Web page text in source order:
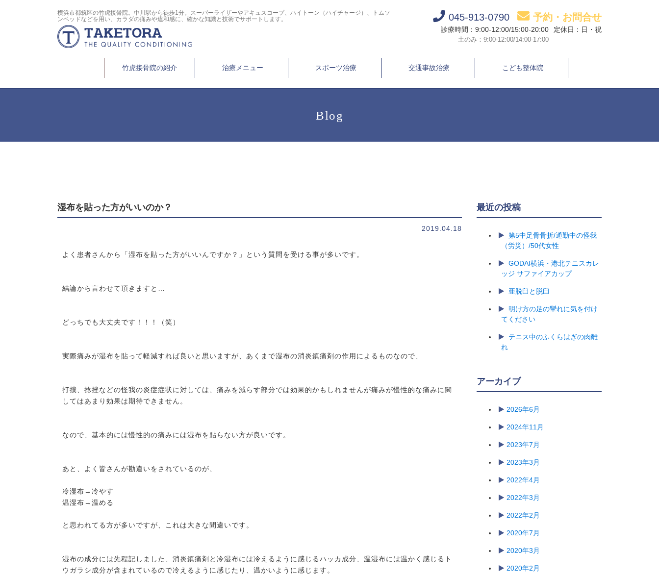
横浜市都筑区の竹虎接骨院。中川駅から徒歩1分。スーパーライザーやアキュスコープ、ハイトーン（ハイチャージ）、トムソ
ンベッドなどを用い、カラダの痛みや違和感に、確かな知識と技術でサポートします。
045-913-0790 予約・お問合せ
診療時間：9:00-12:00/15:00-20:00
土のみ：9:00-12:00/14:00-17:00
定休日：日・祝
竹虎接骨院の紹介 治療メニュー スポーツ治療 交通事故治療 こども整体院
Blog
湿布を貼った方がいいのか？
2019.04.18
よく患者さんから「湿布を貼った方がいいんですか？」という質問を受ける事が多いです。
結論から言わせて頂きますと…
どっちでも大丈夫です！！！（笑）
実際痛みが湿布を貼って軽減すれば良いと思いますが、あくまで湿布の消炎鎮痛剤の作用によるものなので、
打撲、捻挫などの怪我の炎症症状に対しては、痛みを減らす部分では効果的かもしれませんが痛みが慢性的な痛みに関
してはあまり効果は期待できません。
なので、基本的には慢性的の痛みには湿布を貼らない方が良いです。
あと、よく皆さんが勘違いをされているのが、
冷湿布→冷やす
温湿布→温める
と思われてる方が多いですが、これは大きな間違いです。
湿布の成分には先程記しました、消炎鎮痛剤と冷湿布には冷えるように感じるハッカ成分、温湿布には温かく感じるト
ウガラシ成分が含まれているので冷えるように感じたり、温かいように感じます。
最近の投稿
第5中足骨骨折/通勤中の怪我
（労災）/50代女性
GODAI横浜・港北テニスカレ
ッジ サファイアカップ
亜脱臼と脱臼
明け方の足の攣れに気を付け
てください
テニス中のふくらはぎの肉離
れ
アーカイブ
2026年6月
2024年11月
2023年7月
2023年3月
2022年4月
2022年3月
2022年2月
2020年7月
2020年3月
2020年2月